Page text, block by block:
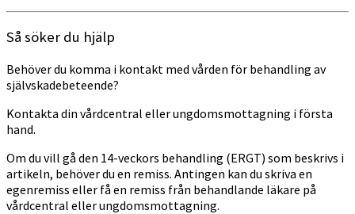
Så söker du hjälp
Behöver du komma i kontakt med vården för behandling av
självskadebeteende?
Kontakta din vårdcentral eller ungdomsmottagning i första
hand.
Om du vill gå den 14-veckors behandling (ERGT) som beskrivs i
artikeln, behöver du en remiss. Antingen kan du skriva en
egenremiss eller få en remiss från behandlande läkare på
vårdcentral eller ungdomsmottagning.